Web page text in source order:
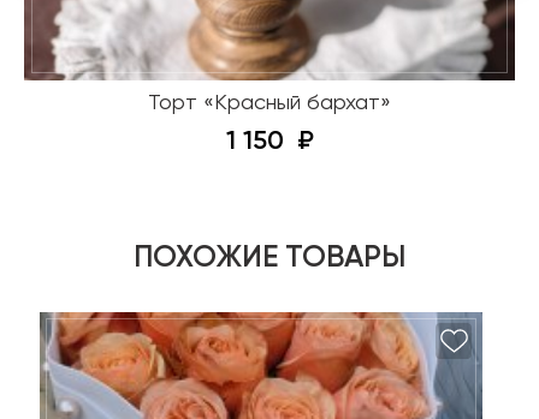
Торт «Красный бархат»
1 150
ПОХОЖИЕ ТОВАРЫ